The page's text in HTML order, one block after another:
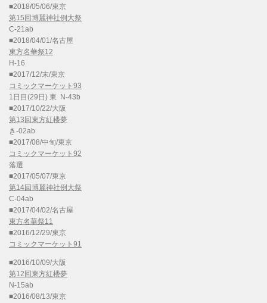
■2018/05/06/東京
第15回博麗神社例大祭
C-21ab
■2018/04/01/名古屋
東方名華祭12
H-16
■2017/12/末/東京
コミックマーケット93
1日目(29日) 東 N-43b
■2017/10/22/大阪
第13回東方紅楼夢
き-02ab
■2017/08/中旬/東京
コミックマーケット92
落選
■2017/05/07/東京
第14回博麗神社例大祭
C-04ab
■2017/04/02/名古屋
東方名華祭11
■2016/12/29/東京
コミックマーケット91
■2016/10/09/大阪
第12回東方紅楼夢
N-15ab
■2016/08/13/東京